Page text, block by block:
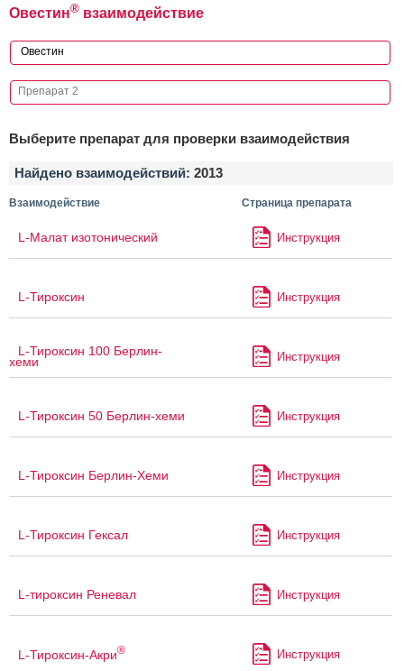
Овестин® взаимодействие
Выберите препарат для проверки взаимодействия
Найдено взаимодействий: 2013
Взаимодействие Страница препарата
L-Малат изотонический Инструкция
L-Тироксин Инструкция
L-Тироксин 100 Берлин-
хеми Инструкция
L-Тироксин 50 Берлин-хеми Инструкция
L-Тироксин Берлин-Хеми Инструкция
L-Тироксин Гексал Инструкция
L-тироксин Реневал Инструкция
L-Тироксин-Акри® Инструкция